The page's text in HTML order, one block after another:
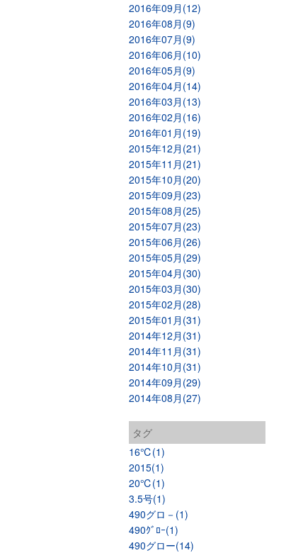
2016年09月(12)
2016年08月(9)
2016年07月(9)
2016年06月(10)
2016年05月(9)
2016年04月(14)
2016年03月(13)
2016年02月(16)
2016年01月(19)
2015年12月(21)
2015年11月(21)
2015年10月(20)
2015年09月(23)
2015年08月(25)
2015年07月(23)
2015年06月(26)
2015年05月(29)
2015年04月(30)
2015年03月(30)
2015年02月(28)
2015年01月(31)
2014年12月(31)
2014年11月(31)
2014年10月(31)
2014年09月(29)
2014年08月(27)
タグ
16℃(1)
2015(1)
20℃(1)
3.5号(1)
490グロ－(1)
490ｸﾞﾛｰ(1)
490グロー(14)